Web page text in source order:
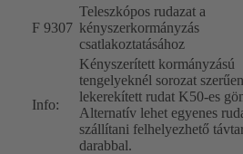
F 9307
Teleszkópos rudazat a
kényszerkormányzás
csatlakoztatásához
Info:
Kényszerített kormányzású
tengelyeknél sorozat
lekerekített rudat K50-es
Alternatív lehet egyenes
szállítani felhelyezhető
darabbal.